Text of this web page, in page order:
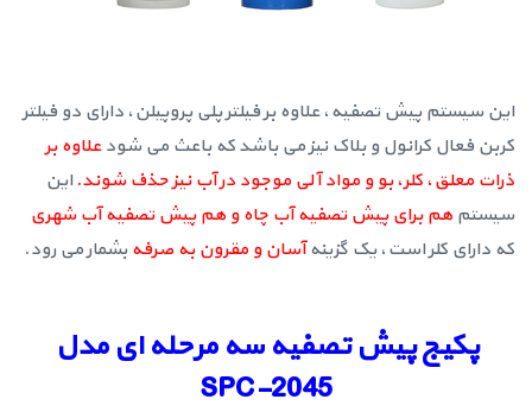
این سیستم پیش تصفیه، علاوه بر فیلتر پلی پروپیلن، دارای دو فیلتر
کربن فعال کرانول و بلاک نیز می باشد که باعث می شودعلاوه بر
ذرات معلق، کلر، بو و مواد آلی موجود در آب نیز حذف شوند. این
سیستم هم برای پیش تصفیه آب چاه و هم پیش تصفیه آب شهری
که دارای کلر است، یک گزینهآسان و مقرون به صرفه بشمار می رود.
پکیج پیش تصفیه سه مرحله ای مدل
SPC-2045